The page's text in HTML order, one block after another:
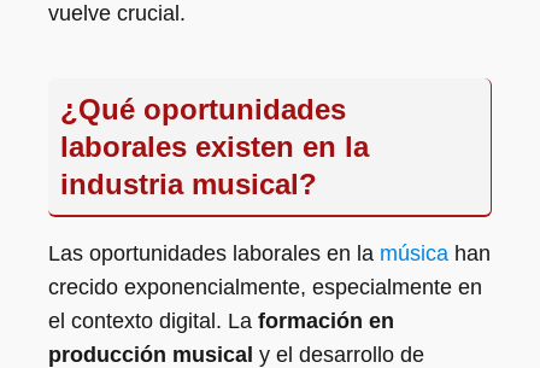
vuelve crucial.
¿Qué oportunidades
laborales existen en la
industria musical?
Las oportunidades laborales en la música han
crecido exponencialmente, especialmente en
el contexto digital. La formación en
producción musical y el desarrollo de